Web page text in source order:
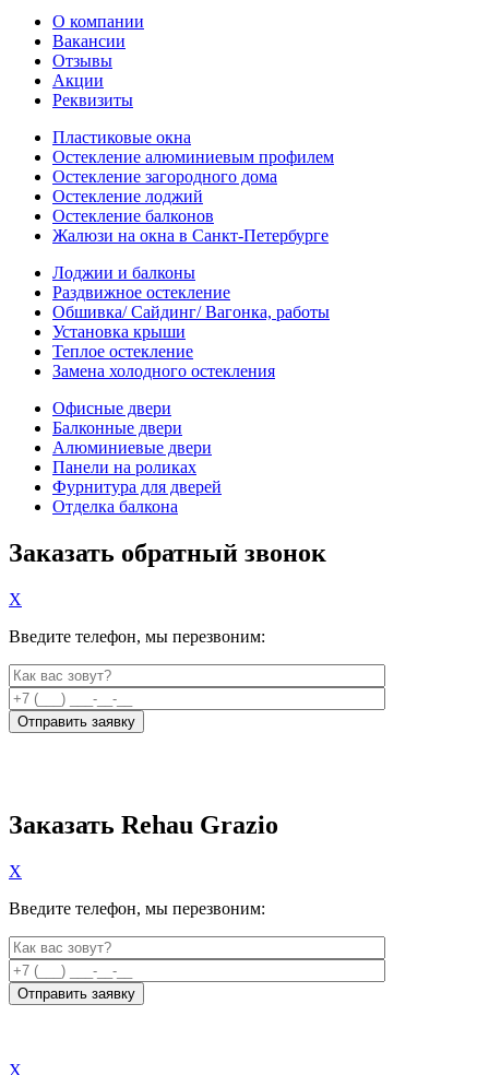
О компании
Вакансии
Отзывы
Акции
Реквизиты
Пластиковые окна
Остекление алюминиевым профилем
Остекление загородного дома
Остекление лоджий
Остекление балконов
Жалюзи на окна в Санкт-Петербурге
Лоджии и балконы
Раздвижное остекление
Обшивка/ Сайдинг/ Вагонка, работы
Установка крыши
Теплое остекление
Замена холодного остекления
Офисные двери
Балконные двери
Алюминиевые двери
Панели на роликах
Фурнитура для дверей
Отделка балкона
Заказать обратный звонок
X
Введите телефон, мы перезвоним:
Заказать Rehau Grazio
X
Введите телефон, мы перезвоним:
X